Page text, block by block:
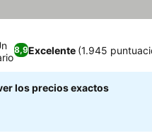
8,9Excelente (1.945
los precios exactos